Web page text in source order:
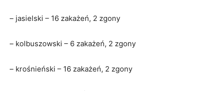
– jasielski – 16 zakażeń, 2 zgony
– kolbuszowski – 6 zakażeń, 2 zgony
– krośnieński – 16 zakażeń, 2 zgony